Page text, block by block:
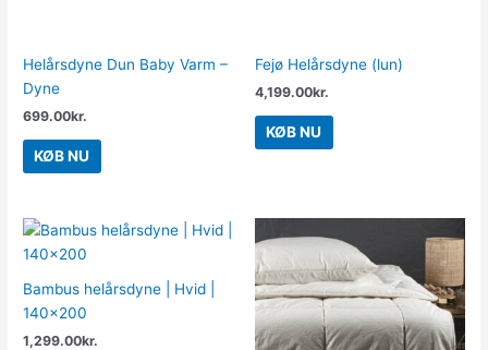
Helårsdyne Dun Baby Varm –
Dyne
699.00kr.
KØB NU
Fejø Helårsdyne (lun)
4,199.00kr.
KØB NU
Bambus helårsdyne | Hvid |
140×200
1,299.00kr.